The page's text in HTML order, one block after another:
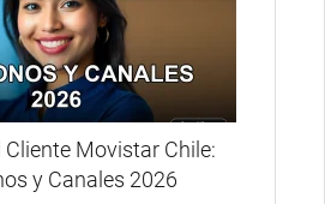
Movistar Chile:
y Canales 2026